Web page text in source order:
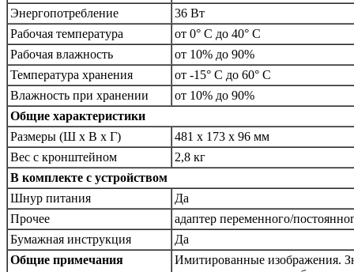
Энергопотребление
36 Вт
Рабочая температура
от 0° C до 40° C
Рабочая влажность
от 10% до 90%
Температура хранения
от -15° C до 60° C
Влажность при хранении
от 10% до 90%
Общие характеристики
Размеры (Ш х В х Г)
481 х 173 х 96 мм
Вес с кронштейном
2,8 кг
В комплекте с устройством
Шнур питания
Да
Прочее
адаптер переменного/
Бумажная инструкция
Да
Общие примечания
Имитированные изображения.